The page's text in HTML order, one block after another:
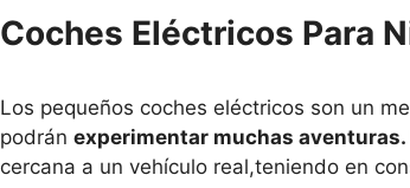
Coches Eléctricos Para
Los pequeños coches eléctricos son un
podrán experimentar muchas aventuras.
cercana a un vehículo real,teniendo en